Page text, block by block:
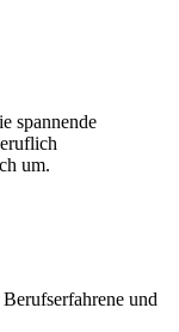
spannende
um.
und